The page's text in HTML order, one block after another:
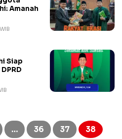
Amanah
Siap
… 36 37 38